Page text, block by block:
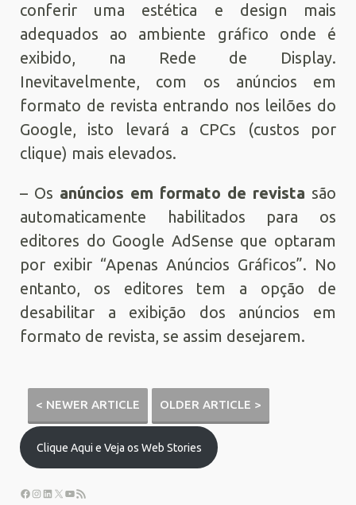
conferir uma estética e design mais
adequados ao ambiente gráfico onde é
exibido, na Rede de Display.
Inevitavelmente, com os anúncios em
formato de revista entrando nos leilões do
Google, isto levará a CPCs (custos por
clique) mais elevados.
– Os anúncios em formato de revista são
automaticamente habilitados para os
editores do Google AdSense que optaram
por exibir “Apenas Anúncios Gráficos”. No
entanto, os editores tem a opção de
desabilitar a exibição dos anúncios em
formato de revista, se assim desejarem.
< NEWER ARTICLE OLDER ARTICLE >
Clique Aqui e Veja os Web Stories